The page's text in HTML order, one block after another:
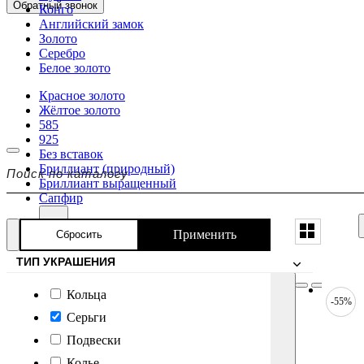
Обратный звонок
Конго
Английский замок
Золото
Серебро
Белое золото
Красное золото
Жёлтое золото
585
925
Без вставок
Бриллиант (природный)
Бриллиант выращенный
Сапфир
Сбросить Применить
ТИП УКРАШЕНИЯ
Кольца
Серьги
Подвески
-55%